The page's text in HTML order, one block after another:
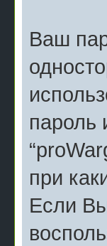
Ваш
пароль
при
Если